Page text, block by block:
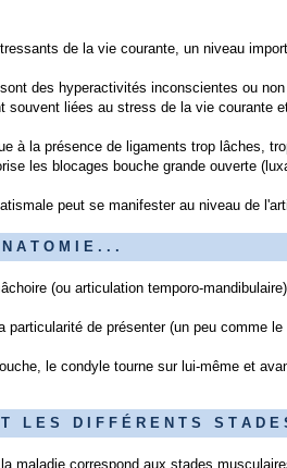
de la vie courante, un niveau
des hyperactivités inconscientes ou
souvent liées au stress de la vie courante
à la présence de ligaments trop lâches,
les blocages bouche grande ouverte
peut se manifester au niveau de
A T O M I E . . .
(ou articulation temporo-
particularité de présenter (un peu comme
le condyle tourne sur lui-même et
T L E S D I F F É R E N T S S T A D
maladie correspond aux stades